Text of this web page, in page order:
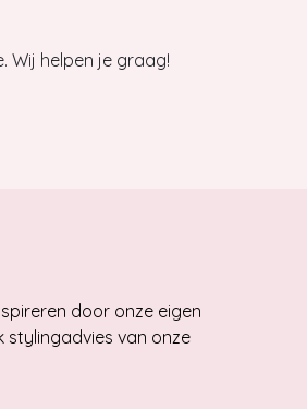
Wij helpen je graag!
door onze eigen
stylingadvies van onze